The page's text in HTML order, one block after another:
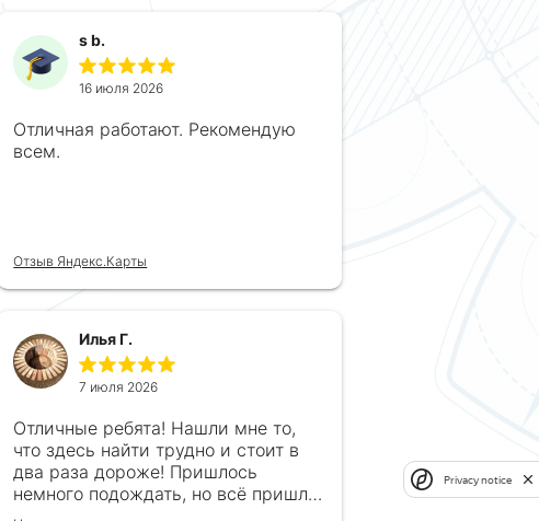
s b.
16 июля 2026
Отличная работают. Рекомендую
всем.
Отзыв Яндекс.Карты
Илья Г.
7 июля 2026
Отличные ребята! Нашли мне то,
что здесь найти трудно и стоит в
два раза дороже! Пришлось
немного подождать, но всё пришло
в срок, без обмана. Продавец
Privacy notice